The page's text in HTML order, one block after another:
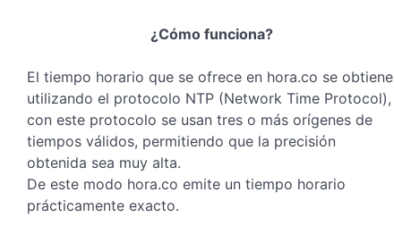
¿Cómo funciona?
El tiempo horario que se ofrece en hora.co se obtiene
utilizando el protocolo NTP (Network Time Protocol),
con este protocolo se usan tres o más orígenes de
tiempos válidos, permitiendo que la precisión
obtenida sea muy alta.
De este modo hora.co emite un tiempo horario
prácticamente exacto.